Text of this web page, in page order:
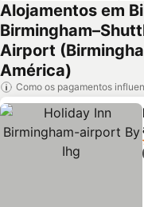
Alojamentos em
Airport
América)
Como os pagamentos